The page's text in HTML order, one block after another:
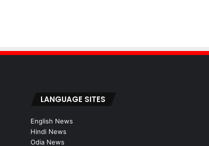
LANGUAGE SITES
English News
Hindi News
Odia News